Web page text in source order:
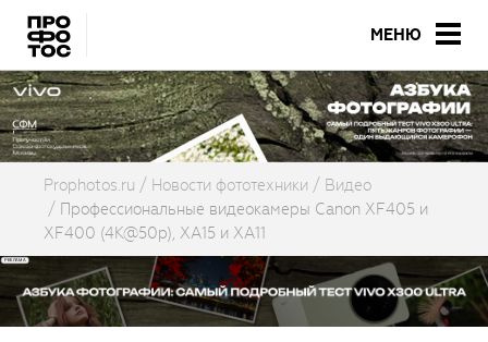
МЕНЮ
Prophotos.ru Новости фототехники
Видео
Профессиональные видеокамеры Canon XF405 и
XF400 (4K@50p), XA15 и XA11